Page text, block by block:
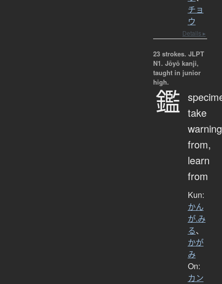
チョ
ウ
Details ▸
23 strokes. JLPT
N1. Jōyō kanji,
taught in junior
high.
鑑 take
warning
from,
learn
from
Kun:
かん
が.み
る、
かが
み
On:
カン